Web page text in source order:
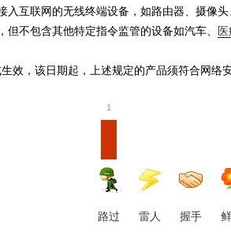
入互联网的无线终端设备，如路由器、摄像
但不包含其他特定指令监管的设备如汽车、
效，该日期起，上述规定的产品须符合网络安
1
路过 雷人 握手